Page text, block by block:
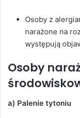
Osoby z
narażone na
występują
Osoby
a) Palenie tytoniu